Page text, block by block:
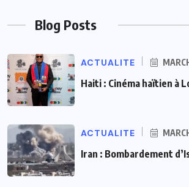
Blog Posts
ACTUALITE
Haiti : Cinéma haïtien à
ACTUALITE
Iran : Bombardement